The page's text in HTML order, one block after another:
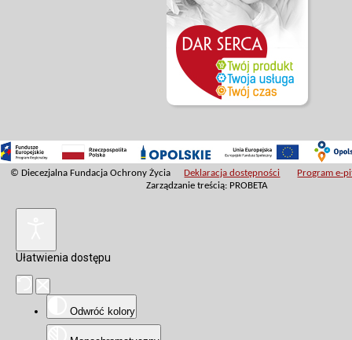
© Diecezjalna Fundacja Ochrony Życia Deklaracja dostępności
Program e-
Zarządzanie treścią: PROBETA
Ułatwienia dostępu
Odwróć kolory